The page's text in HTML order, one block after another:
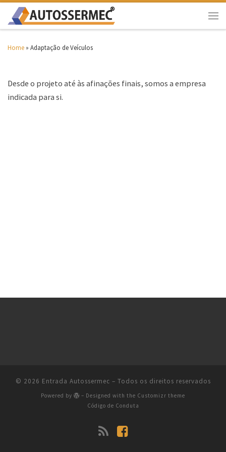
Home » Adaptação de Veículos
Desde o projeto até às afinações finais, somos a empresa
indicada para si.
© 2026 Entrada Autossermec – Todos os direitos reservados
Powered by – Designed with the Customizr theme
Código de Conduta